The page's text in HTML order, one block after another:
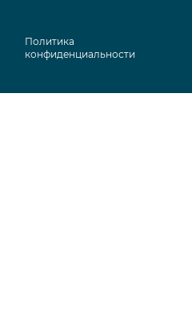
Политика
конфиденциальности